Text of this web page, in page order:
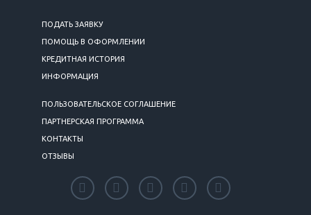
ПОДАТЬ ЗАЯВКУ
ПОМОЩЬ В ОФОРМЛЕНИИ
КРЕДИТНАЯ ИСТОРИЯ
ИНФОРМАЦИЯ
ПОЛЬЗОВАТЕЛЬСКОЕ СОГЛАШЕНИЕ
ПАРТНЕРСКАЯ ПРОГРАММА
КОНТАКТЫ
ОТЗЫВЫ